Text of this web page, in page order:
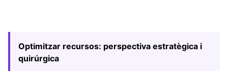
Optimitzar recursos: perspectiva estratègica i
quirúrgica